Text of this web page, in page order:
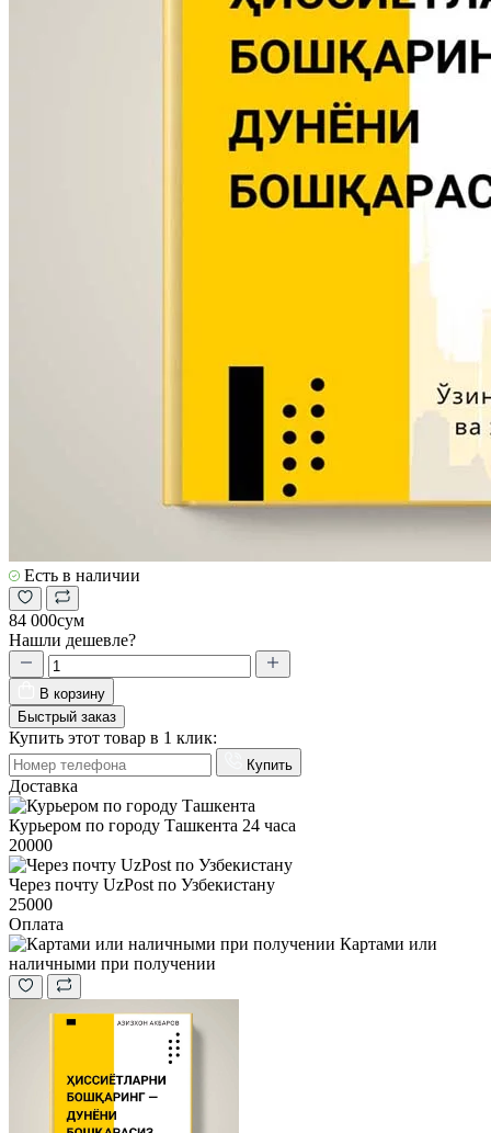
Есть в наличии
84 000сум
Нашли дешевле?
В корзину
Быстрый заказ
Купить этот товар в 1 клик:
Купить
Доставка
Курьером по городу Ташкента 24 часа
20000
Через почту UzPost по Узбекистану
25000
Оплата
Картами или
наличными при получении